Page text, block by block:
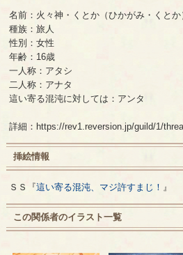
名前：火々神・くとか（ひかがみ・くとか
種族：旅人
性別：女性
年齢：16歳
一人称：アタシ
二人称：アナタ
這い寄る混沌に対しては：アンタ
詳細：https://rev1.reversion.jp/guild/1/
挿絵情報
ＳＳ『這い寄る混沌、マジ許すまじ！ 』
この関係者のイラスト一覧